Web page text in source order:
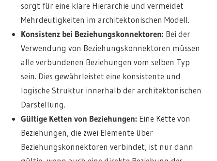
sorgt für eine klare Hierarchie und vermeidet
Mehrdeutigkeiten im architektonischen Modell.
Konsistenz bei Beziehungskonnektoren: Bei der
Verwendung von Beziehungskonnektoren müssen
alle verbundenen Beziehungen vom selben Typ
sein. Dies gewährleistet eine konsistente und
logische Struktur innerhalb der architektonischen
Darstellung.
Gültige Ketten von Beziehungen: Eine Kette von
Beziehungen, die zwei Elemente über
Beziehungskonnektoren verbindet, ist nur dann